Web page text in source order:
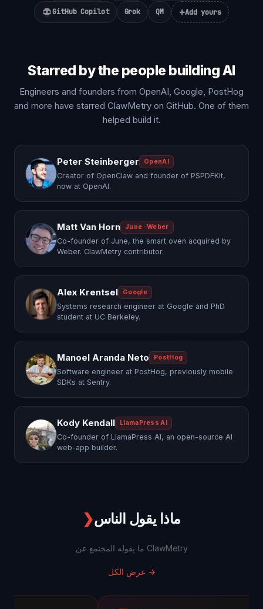
GitHub Copilot Grok QM +Add yours
Starred by the people building AI
Engineers and founders from OpenAI, Google, PostHog
and more have starred ClawMetry on GitHub. One of them
helped build it.
Peter Steinberger OpenAI
Creator of OpenClaw and founder of PSPDFKit,
now at OpenAI.
Matt Van Horn June · Weber
Co-founder of June, the smart oven acquired by
Weber. ClawMetry contributor.
Alex Krentsel Google
Systems research engineer at Google and PhD
student at UC Berkeley.
Manoel Aranda Neto PostHog
Software engineer at PostHog, previously mobile
SDKs at Sentry.
Kody Kendall LlamaPress AI
Co-founder of LlamaPress AI, an open-source AI
web-app builder.
❯ماذا يقول الناس
ما يقوله المجتمع عن ClawMetry
عرض الكل →